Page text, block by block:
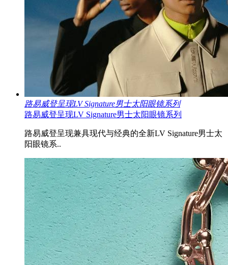
路易威登呈现LV Signature男士太阳眼镜系列
路易威登呈现LV Signature男士太阳眼镜系列
路易威登呈现兼具现代与经典的全新LV Signature男士太
阳眼镜系..